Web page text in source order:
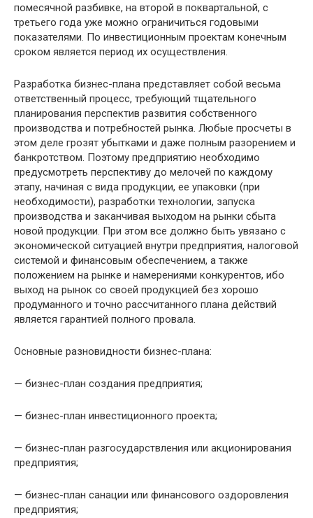
помесячной разбивке, на второй в поквартальной, с
третьего года уже можно ограничиться годовыми
показателями. По инвестиционным проектам конечным
сроком является период их осуществления.
Разработка бизнес-плана представляет собой весьма
ответственный процесс, требующий тщательного
планирования перспектив развития собственного
производства и потребностей рынка. Любые просчеты в
этом деле грозят убытками и даже полным разорением и
банкротством. Поэтому предприятию необходимо
предусмотреть перспективу до мелочей по каждому
этапу, начиная с вида продукции, ее упаковки (при
необходимости), разработки технологии, запуска
производства и заканчивая выходом на рынки сбыта
новой продукции. При этом все должно быть увязано с
экономической ситуацией внутри предприятия, налоговой
системой и финансовым обеспечением, а также
положением на рынке и намерениями конкурентов, ибо
выход на рынок со своей продукцией без хорошо
продуманного и точно рассчитанного плана действий
является гарантией полного провала.
Основные разновидности бизнес-плана:
— бизнес-план создания предприятия;
— бизнес-план инвестиционного проекта;
— бизнес-план разгосударствления или акционирования
предприятия;
— бизнес-план санации или финансового оздоровления
предприятия;